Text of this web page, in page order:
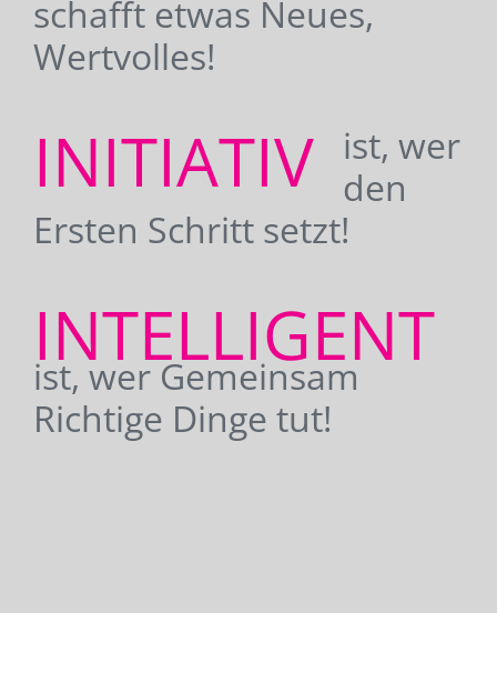
schafft etwas Neues,
Wertvolles!
INITIATIV
ist, wer
den
Ersten Schritt setzt!
INTELLIGENT
ist, wer Gemeinsam
Richtige Dinge tut!